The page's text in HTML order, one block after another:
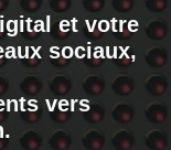
et votre
sociaux,
vers
.